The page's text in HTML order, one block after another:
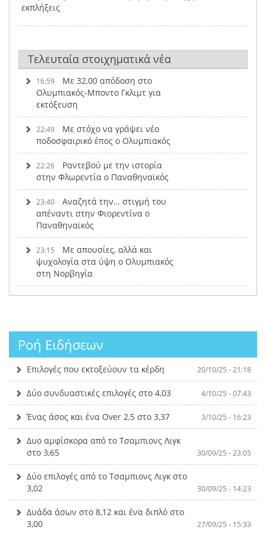
εκπλήξεις
Τελευταία στοιχηματικά νέα
16:59
Με 32,00 απόδοση στο
Ολυμπιακός-Μποντο Γκλιμτ για
εκτόξευση
22:49
Με στόχο να γράψει νέο
ποδοσφαιρικό έπος ο Ολυμπιακός
22:26
Ραντεβού με την ιστορία
στην Φλωρεντία ο Παναθηναϊκός
23:40
Αναζητά την… στιγμή του
απέναντι στην Φιορεντίνα ο
Παναθηναϊκός
23:15
Με απουσίες, αλλά και
ψυχολογία στα ύψη ο Ολυμπιακός
στη Νορβηγία
Ροή Ειδήσεων
Επιλογές που εκτοξεύουν τα κέρδη 20/10/25 - 21:18
Δύο συνδυαστικές επιλογές στο 4,03 4/10/25 - 07:43
Ένας άσος και ένα Over 2,5 στο 3,37 3/10/25 - 16:23
Δυο αμφίσκορα από το Τσαμπιονς Λιγκ
στο 3,65
30/09/25 - 23:05
Δύο επιλογές από το Τσαμπιονς Λιγκ στο
3,02
30/09/25 - 14:23
Δυάδα άσων στο 8,12 και ένα διπλό στο
3,00
27/09/25 - 15:33